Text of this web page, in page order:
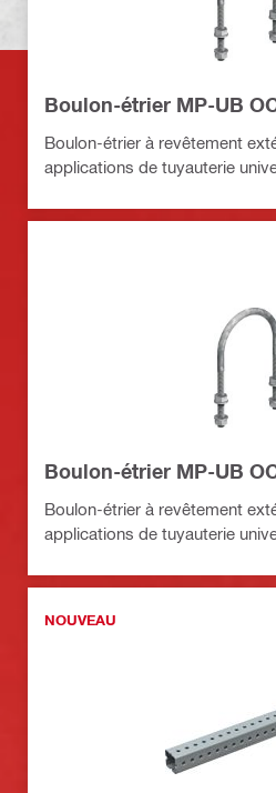
Boulon-étrier MP-UB
Boulon-étrier à revêtement
applications de tuyauterie
Boulon-étrier MP-UB
Boulon-étrier à revêtement
applications de tuyauterie
NOUVEAU